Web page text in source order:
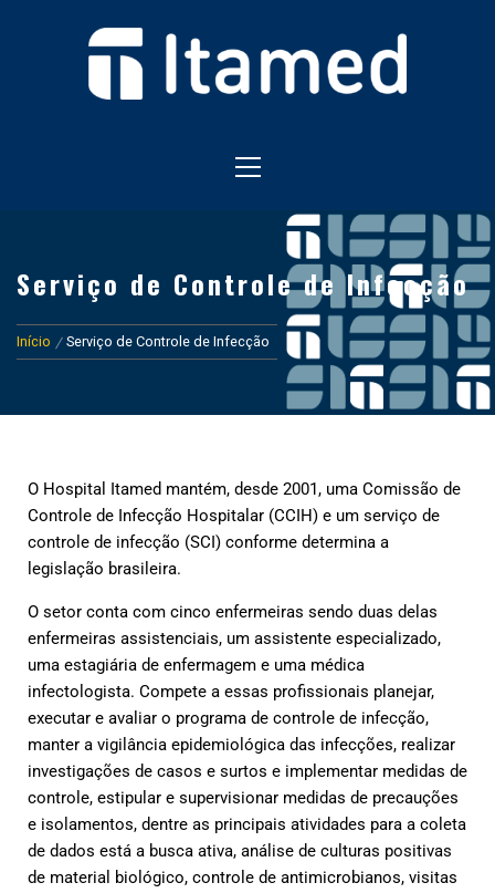
HOSPITAL ITAMED
HOSPITAL EM FOZ DO IGUAÇU
Serviço de Controle de Infecção
Início Serviço de Controle de Infecção
O Hospital Itamed mantém, desde 2001, uma Comissão de
Controle de Infecção Hospitalar (CCIH) e um serviço de
controle de infecção (SCI) conforme determina a
legislação brasileira.
O setor conta com cinco enfermeiras sendo duas delas
enfermeiras assistenciais, um assistente especializado,
uma estagiária de enfermagem e uma médica
infectologista. Compete a essas profissionais planejar,
executar e avaliar o programa de controle de infecção,
manter a vigilância epidemiológica das infecções, realizar
investigações de casos e surtos e implementar medidas de
controle, estipular e supervisionar medidas de precauções
e isolamentos, dentre as principais atividades para a coleta
de dados está a busca ativa, análise de culturas positivas
de material biológico, controle de antimicrobianos, visitas